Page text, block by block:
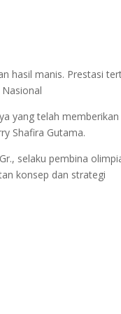
hasil manis. Prestasi
yang telah memberikan
Shafira Gutama.
selaku pembina
konsep dan strategi